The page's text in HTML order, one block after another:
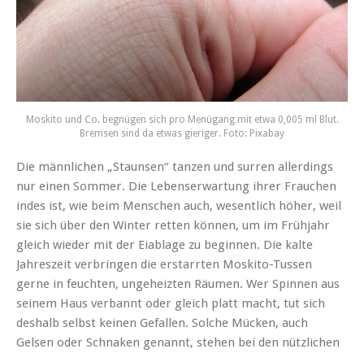
Moskito und Co. begnügen sich pro Menügang mit etwa 0,005 ml Blut.
Bremsen sind da etwas gieriger. Foto: Pixabay
Die männlichen „Staunsen“ tanzen und surren allerdings
nur einen Sommer. Die Lebenserwartung ihrer Frauchen
indes ist, wie beim Menschen auch, wesentlich höher, weil
sie sich über den Winter retten können, um im Frühjahr
gleich wieder mit der Eiablage zu beginnen. Die kalte
Jahreszeit verbringen die erstarrten Moskito-Tussen
gerne in feuchten, ungeheizten Räumen. Wer Spinnen aus
seinem Haus verbannt oder gleich platt macht, tut sich
deshalb selbst keinen Gefallen. Solche Mücken, auch
Gelsen oder Schnaken genannt, stehen bei den nützlichen